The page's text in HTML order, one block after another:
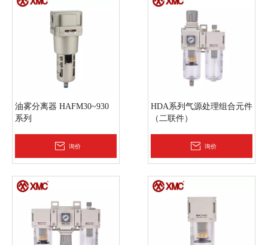
油雾分离器 HAFM30~930
系列
询价
HDA系列气源处理组合元件
（二联件）
询价